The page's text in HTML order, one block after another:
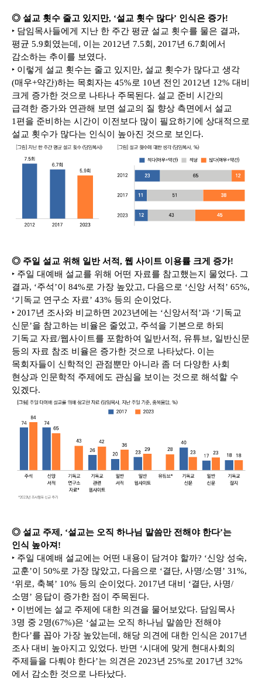
◎ 설교 횟수 줄고 있지만, ‘설교 횟수 많다’ 인식은 증가!
‣ 담임목사들에게 지난 한 주간 평균 설교 횟수를 물은 결과,
평균 5.9회였는데, 이는 2012년 7.5회, 2017년 6.7회에서
감소하는 추이를 보였다.
‣ 이렇게 설교 횟수는 줄고 있지만, 설교 횟수가 많다고 생각
(매우+약간)하는 목회자는 45%로 10년 전인 2012년 12% 대비
크게 증가한 것으로 나타나 주목된다. 설교 준비 시간의
급격한 증가와 연관해 보면 설교의 질 향상 측면에서 설교
1편을 준비하는 시간이 이전보다 많이 필요하기에 상대적으로
설교 횟수가 많다는 인식이 높아진 것으로 보인다.
◎ 주일 설교 위해 일반 서적, 웹 사이트 이용률 크게 증가!
‣ 주일 대예배 설교를 위해 어떤 자료를 참고했는지 물었다. 그
결과, ‘주석’이 84%로 가장 높았고, 다음으로 ‘신앙 서적’ 65%,
‘기독교 연구소 자료’ 43% 등의 순이었다.
‣ 2017년 조사와 비교하면 2023년에는 ‘신앙서적’과 ‘기독교
신문’을 참고하는 비율은 줄었고, 주석을 기본으로 하되
기독교 자료/웹사이트를 포함하여 일반서적, 유튜브, 일반신문
등의 자료 참조 비율은 증가한 것으로 나타났다. 이는
목회자들이 신학적인 관점뿐만 아니라 좀 더 다양한 사회
현상과 인문학적 주제에도 관심을 보이는 것으로 해석할 수
있겠다.
◎ 설교 주제, ‘설교는 오직 하나님 말씀만 전해야 한다’는
인식 높아져!
‣ 주일 대예배 설교에는 어떤 내용이 담겨야 할까? ‘신앙 성숙,
교훈’이 50%로 가장 많았고, 다음으로 ‘결단, 사명/소명’ 31%,
‘위로, 축복’ 10% 등의 순이었다. 2017년 대비 ‘결단, 사명/
소명’ 응답이 증가한 점이 주목된다.
‣ 이번에는 설교 주제에 대한 의견을 물어보았다. 담임목사
3명 중 2명(67%)은 ‘설교는 오직 하나님 말씀만 전해야
한다’를 꼽아 가장 높았는데, 해당 의견에 대한 인식은 2017년
조사 대비 높아지고 있었다. 반면 ‘시대에 맞게 현대사회의
주제들을 다뤄야 한다’는 의견은 2023년 25%로 2017년 32%
에서 감소한 것으로 나타났다.